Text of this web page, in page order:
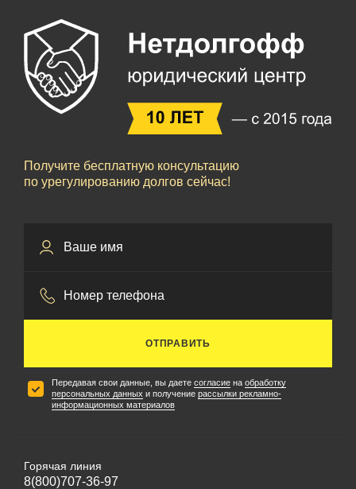
Получите бесплатную консультацию
по урегулированию долгов сейчас!
ОТПРАВИТЬ
Передавая свои данные, вы даете согласие на обработку
персональных данных и получение рассылки рекламно-
информационных материалов
Горячая линия
8(800)707-36-97